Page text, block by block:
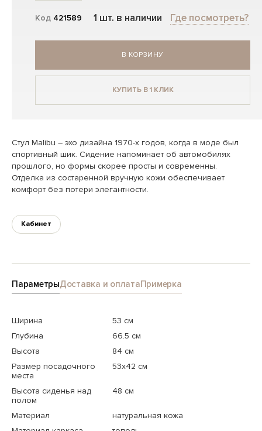
Код 421589 1 шт. в наличии Где посмотреть?
В КОРЗИНУ
КУПИТЬ В 1 КЛИК
Стул Malibu – эхо дизайна 1970-х годов, когда в моде был
спортивный шик. Сидение напоминает об автомобилях
прошлого, но формы скорее просты и современны.
Отделка из состаренной вручную кожи обеспечивает
комфорт без потери элегантности.
Кабинет
ПараметрыДоставка и оплатаПримерка
Ширина
53 см
Глубина
66.5 см
Высота
84 см
Размер посадочного
места
53x42 см
Высота сиденья над
полом
48 см
Материал
натуральная кожа